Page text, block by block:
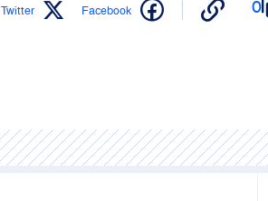
0
Facebook
Twitter